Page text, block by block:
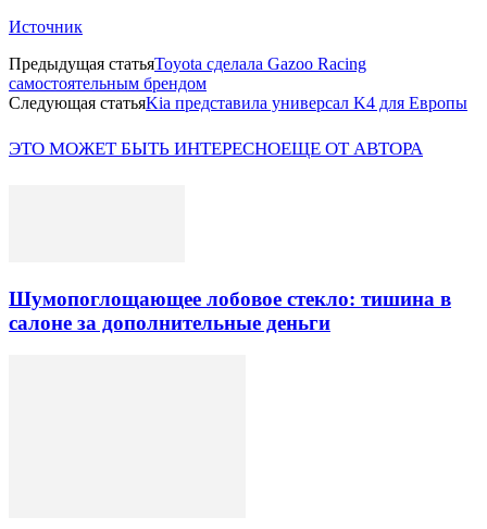
Источник
Предыдущая статьяToyota сделала Gazoo Racing
самостоятельным брендом
Следующая статьяKia представила универсал K4 для Европы
ЭТО МОЖЕТ БЫТЬ ИНТЕРЕСНОЕЩЕ ОТ АВТОРА
Шумопоглощающее лобовое стекло: тишина в
салоне за дополнительные деньги